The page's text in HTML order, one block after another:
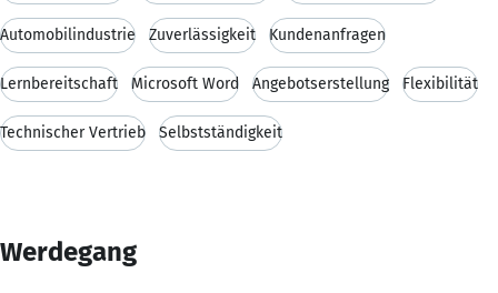
Automobilindustrie Zuverlässigkeit Kundenanfragen
Lernbereitschaft Microsoft Word Angebotserstellung Flexibilität
Technischer Vertrieb Selbstständigkeit
Werdegang